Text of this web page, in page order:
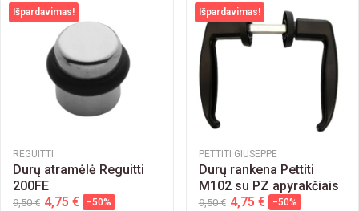
Išpardavimas!
REGUITTI
Durų atramėlė Reguitti
200FE
9,50 € 4,75 € −50%
Išpardavimas!
PETTITI GIUSEPPE
Durų rankena Pettiti
M102 su PZ apyrakčiais
9,50 € 4,75 € −50%